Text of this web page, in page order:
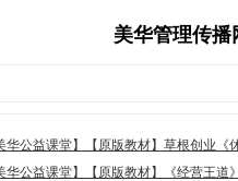
美华管理传
公益课堂】【原版教材】草根创业《
华公益课堂】【原版教材】《经营王道